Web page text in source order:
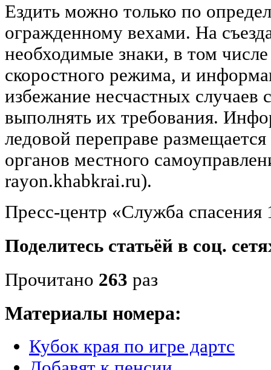
Ездить можно только по
огражденному вехами. На
необходимые знаки, в том
скоростного режима, и
избежание несчастных случаев
выполнять их требования.
ледовой переправе
органов местного
rayon.khabkrai.ru).
Пресс-центр «Служба спасения
Поделитесь статьёй в соц.
Прочитано 263 раз
Материалы номера:
Кубок края по игре дартс